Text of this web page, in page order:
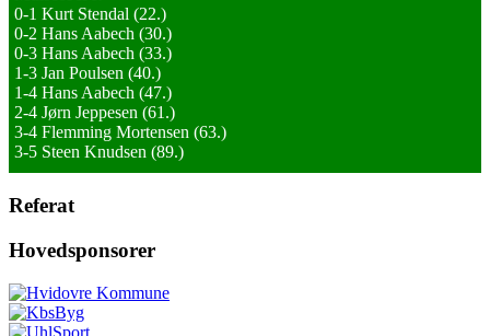
0-1 Kurt Stendal (22.)
0-2 Hans Aabech (30.)
0-3 Hans Aabech (33.)
1-3 Jan Poulsen (40.)
1-4 Hans Aabech (47.)
2-4 Jørn Jeppesen (61.)
3-4 Flemming Mortensen (63.)
3-5 Steen Knudsen (89.)
Referat
Hovedsponsorer